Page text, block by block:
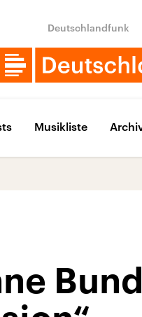
Deutschlandfunk
Musikliste